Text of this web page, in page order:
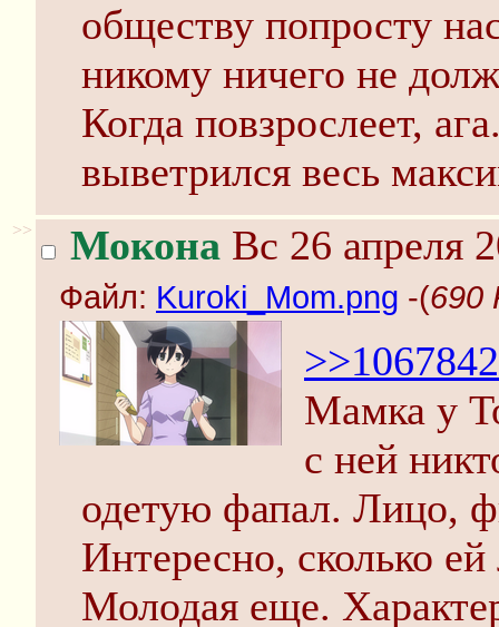
обществу попросту
никому ничего не
Когда повзрослеет,
выветрился весь
>> Мокона Вс 26 апреля
Файл: Kuroki_Mom.png -(690
>>1067842
Мамка у
с ней
одетую фапал. Лицо,
Интересно, сколько
Молодая еще.